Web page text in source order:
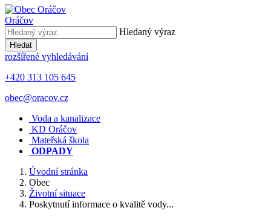
Oráčov
Hledaný výraz
Hledat
rozšířené vyhledávání
+420 313 105 645
obec@oracov.cz
Voda a kanalizace
KD Oráčov
Mateřská škola
ODPADY
Úvodní stránka
Obec
Životní situace
Poskytnutí informace o kvalitě vody...